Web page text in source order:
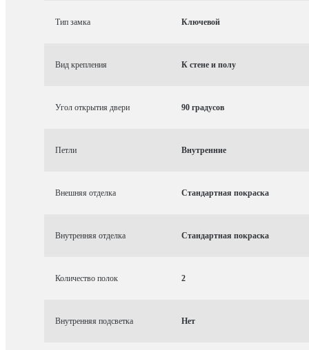
Тип замка Ключевой
Вид крепления К стене и полу
Угол открытия двери 90 градусов
Петли Внутренние
Внешняя отделка Стандартная покраска
Внутренняя отделка Стандартная покраска
Количество полок 2
Внутренняя подсветка Нет